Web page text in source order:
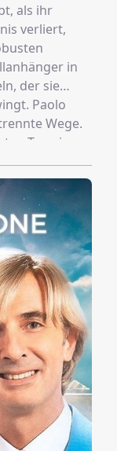
als ihr
verliert,
in
der sie
Paolo
Wege.
Tage im
sie der Alten